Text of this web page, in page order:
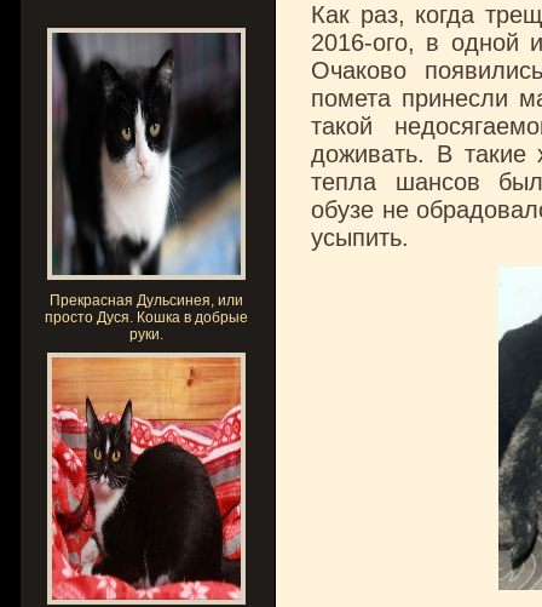
Прекрасная Дульсинея, или
просто Дуся. Кошка в добрые
руки.
Как раз, когда
2016-ого, в одной
Очаково
помета принесли
такой
доживать. В такие
тепла шансов
обузе не
усыпить.